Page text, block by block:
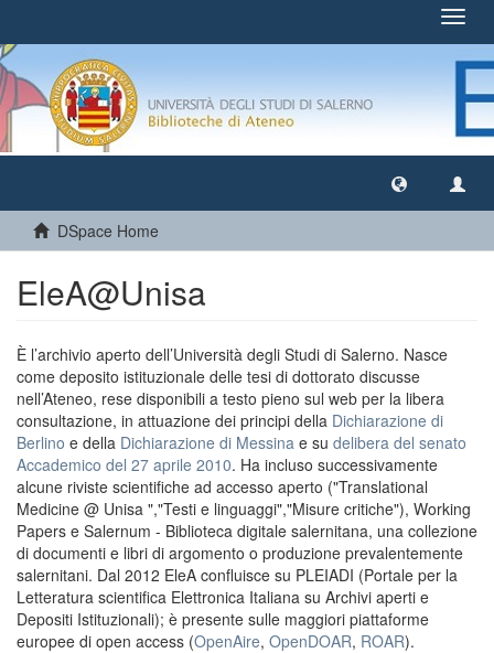
DSpace Home
EleA@Unisa
È l’archivio aperto dell’Università degli Studi di Salerno. Nasce
come deposito istituzionale delle tesi di dottorato discusse
nell’Ateneo, rese disponibili a testo pieno sul web per la libera
consultazione, in attuazione dei principi della Dichiarazione di
Berlino e della Dichiarazione di Messina e su delibera del senato
Accademico del 27 aprile 2010. Ha incluso successivamente
alcune riviste scientifiche ad accesso aperto ("Translational
Medicine @ Unisa ","Testi e linguaggi","Misure critiche"), Working
Papers e Salernum - Biblioteca digitale salernitana, una collezione
di documenti e libri di argomento o produzione prevalentemente
salernitani. Dal 2012 EleA confluisce su PLEIADI (Portale per la
Letteratura scientifica Elettronica Italiana su Archivi aperti e
Depositi Istituzionali); è presente sulle maggiori piattaforme
europee di open access (OpenAire, OpenDOAR, ROAR).